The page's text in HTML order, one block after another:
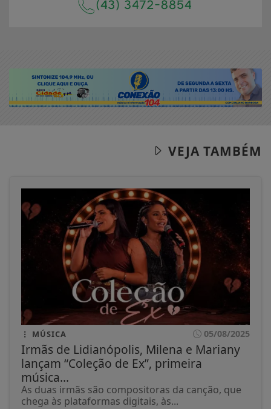
VEJA TAMBÉM
MÚSICA 05/08/2025
Irmãs de Lidianópolis, Milena e Mariany
lançam “Coleção de Ex”, primeira
música...
As duas irmãs são compositoras da canção, que
chega às plataformas digitais, às...